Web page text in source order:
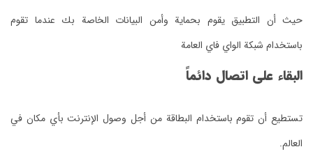
حيث أن التطبيق يقوم بحماية وأمن البيانات الخاصة بك عندما تقوم
باستخدام شبكة الواي فاي العامة
البقاء على اتصال دائماً
تستطيع أن تقوم باستخدام البطاقة من أجل وصول الإنترنت بأي مكان في
العالم.